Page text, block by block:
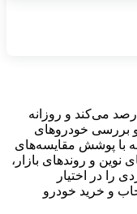
خودرو را رصد می‌کند و روزانه
و بررسی خودروهای
با پوشش مقایسه‌های
و روندهای بازار،
را در اختیار
و خرید خودرو